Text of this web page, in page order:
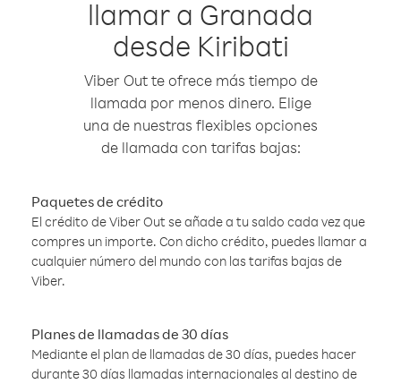
llamar a Granada
desde Kiribati
Viber Out te ofrece más tiempo de
llamada por menos dinero. Elige
una de nuestras flexibles opciones
de llamada con tarifas bajas:
Paquetes de crédito
El crédito de Viber Out se añade a tu saldo cada vez que
compres un importe. Con dicho crédito, puedes llamar a
cualquier número del mundo con las tarifas bajas de
Viber.
Planes de llamadas de 30 días
Mediante el plan de llamadas de 30 días, puedes hacer
durante 30 días llamadas internacionales al destino de